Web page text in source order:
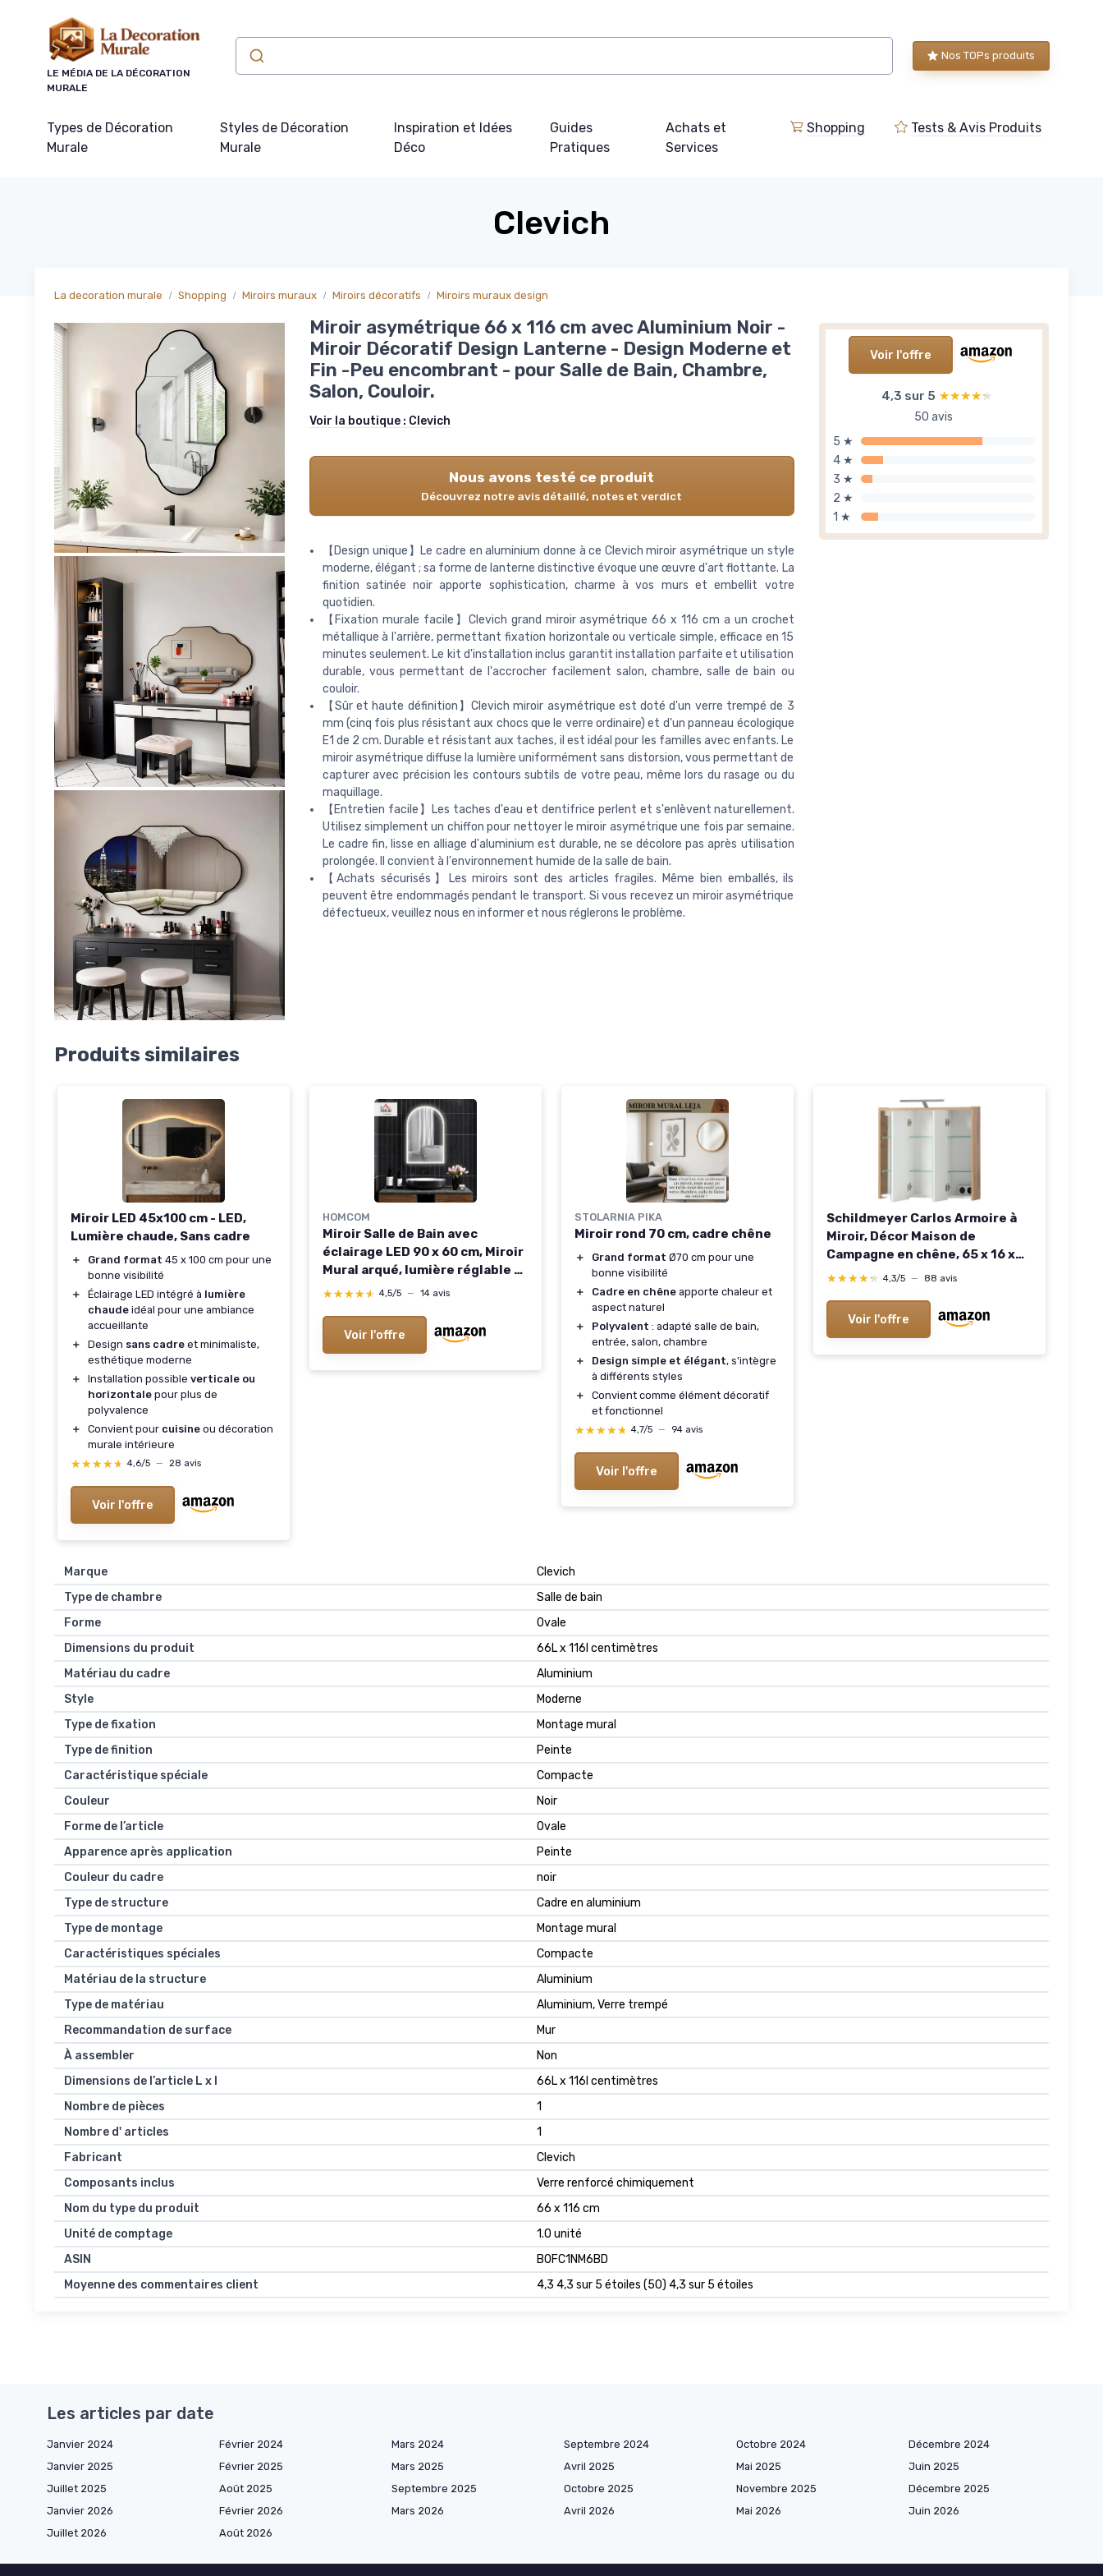
LE MÉDIA DE LA DÉCORATION
MURALE
Nos TOPs produits
Types de Décoration
Murale
Styles de Décoration
Murale
Inspiration et Idées
Déco
Guides
Pratiques
Achats et
Services
Shopping Tests & Avis Produits
Clevich
La decoration murale Shopping Miroirs muraux Miroirs décoratifs Miroirs muraux design
Voir l'offre
4,3 sur 5 ★★★★★
★★★★★
50 avis
5 ★
4 ★
3 ★
2 ★
1 ★
Miroir asymétrique 66 x 116 cm avec Aluminium Noir -
Miroir Décoratif Design Lanterne - Design Moderne et
Fin -Peu encombrant - pour Salle de Bain, Chambre,
Salon, Couloir.
Voir la boutique : Clevich
Nous avons testé ce produit
Découvrez notre avis détaillé, notes et verdict
【Design unique】Le cadre en aluminium donne à ce Clevich miroir asymétrique un style
moderne, élégant ; sa forme de lanterne distinctive évoque une œuvre d'art flottante. La
finition satinée noir apporte sophistication, charme à vos murs et embellit votre
quotidien.
【Fixation murale facile】Clevich grand miroir asymétrique 66 x 116 cm a un crochet
métallique à l'arrière, permettant fixation horizontale ou verticale simple, efficace en 15
minutes seulement. Le kit d'installation inclus garantit installation parfaite et utilisation
durable, vous permettant de l'accrocher facilement salon, chambre, salle de bain ou
couloir.
【Sûr et haute définition】Clevich miroir asymétrique est doté d'un verre trempé de 3
mm (cinq fois plus résistant aux chocs que le verre ordinaire) et d'un panneau écologique
E1 de 2 cm. Durable et résistant aux taches, il est idéal pour les familles avec enfants. Le
miroir asymétrique diffuse la lumière uniformément sans distorsion, vous permettant de
capturer avec précision les contours subtils de votre peau, même lors du rasage ou du
maquillage.
【Entretien facile】Les taches d'eau et dentifrice perlent et s'enlèvent naturellement.
Utilisez simplement un chiffon pour nettoyer le miroir asymétrique une fois par semaine.
Le cadre fin, lisse en alliage d'aluminium est durable, ne se décolore pas après utilisation
prolongée. Il convient à l'environnement humide de la salle de bain.
【Achats sécurisés】Les miroirs sont des articles fragiles. Même bien emballés, ils
peuvent être endommagés pendant le transport. Si vous recevez un miroir asymétrique
défectueux, veuillez nous en informer et nous réglerons le problème.
Produits similaires
Miroir LED 45x100 cm - LED,
Lumière chaude, Sans cadre
＋ Grand format 45 x 100 cm pour une
bonne visibilité
＋
Éclairage LED intégré à lumière
chaude idéal pour une ambiance
accueillante
＋
Design sans cadre et minimaliste,
esthétique moderne
＋
Installation possible verticale ou
horizontale pour plus de
polyvalence
＋
Convient pour cuisine ou décoration
murale intérieure
★★★★★
★★★★★ 4,6/5 — 28 avis
Voir l'offre
HOMCOM
Miroir Salle de Bain avec
éclairage LED 90 x 60 cm, Miroir
Mural arqué, lumière réglable 3
Couleurs, Anti-buée, mémoire,
Salle de Bain, Cadre en
Aluminium, doré
★★★★★
★★★★★ 4,5/5 — 14 avis
Voir l'offre
STOLARNIA PIKA
Miroir rond 70 cm, cadre chêne
＋ Grand format Ø70 cm pour une
bonne visibilité
＋
Cadre en chêne apporte chaleur et
aspect naturel
＋
Polyvalent : adapté salle de bain,
entrée, salon, chambre
＋
Design simple et élégant, s'intègre
à différents styles
＋
Convient comme élément décoratif
et fonctionnel
★★★★★
★★★★★ 4,7/5 — 94 avis
Voir l'offre
Schildmeyer Carlos Armoire à
Miroir, Décor Maison de
Campagne en chêne, 65 x 16 x
64 cm Décor Maison de
★★★★★
★★★★★ 4,3/5 — 88 avis
Voir l'offre
Marque
Clevich
Type de chambre
Salle de bain
Forme
Ovale
Dimensions du produit
66L x 116l centimètres
Matériau du cadre
Aluminium
Style
Moderne
Type de fixation
Montage mural
Type de finition
Peinte
Caractéristique spéciale
Compacte
Couleur
Noir
Forme de l’article
Ovale
Apparence après application
Peinte
Couleur du cadre
noir
Type de structure
Cadre en aluminium
Type de montage
Montage mural
Caractéristiques spéciales
Compacte
Matériau de la structure
Aluminium
Type de matériau
Aluminium, Verre trempé
Recommandation de surface
Mur
À assembler
Non
Dimensions de l’article L x l
66L x 116l centimètres
Nombre de pièces
1
Nombre d' articles
1
Fabricant
Clevich
Composants inclus
Verre renforcé chimiquement
Nom du type du produit
66 x 116 cm
Unité de comptage
1.0 unité
ASIN
B0FC1NM6BD
Moyenne des commentaires client
4,3 4,3 sur 5 étoiles (50) 4,3 sur 5 étoiles
Les articles par date
Janvier 2024 Février 2024 Mars 2024 Septembre 2024 Octobre 2024
Décembre 2024
Janvier 2025
Février 2025 Mars 2025 Avril 2025 Mai 2025
Juin 2025
Juillet 2025
Août 2025 Septembre 2025 Octobre 2025 Novembre 2025
Décembre 2025
Janvier 2026
Février 2026 Mars 2026 Avril 2026 Mai 2026
Juin 2026
Juillet 2026
Août 2026